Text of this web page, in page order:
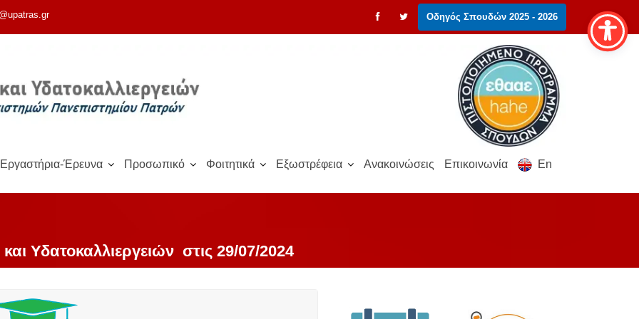
Οδηγός Σπουδών 2025 - 2026
Εργαστήρια-Έρευνα Προσωπικό Φοιτητικά Εξωστρέφεια Ανακοινώσεις Επικοινωνία En
Υδατοκαλλιεργειών στις 29/07/2024